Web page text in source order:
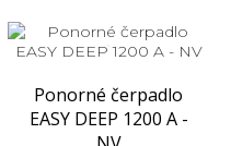
Ponorné čerpadlo
EASY DEEP 1200 A -